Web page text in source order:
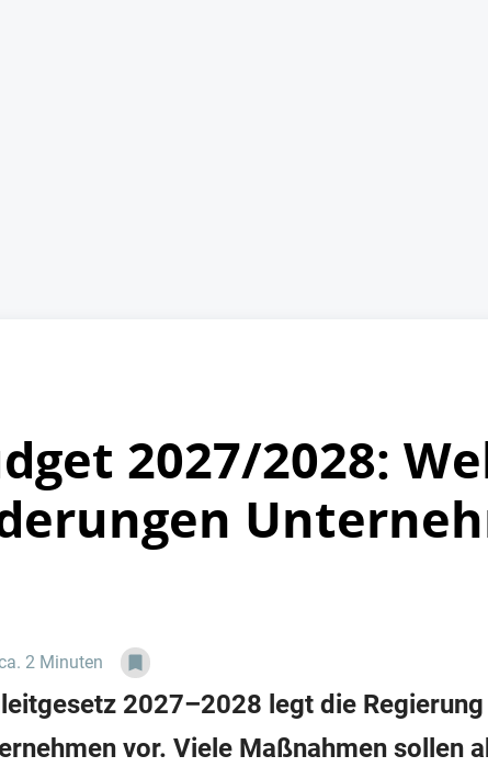
2027/2028:
2 Minuten
2027–2028 legt die
vor. Viele Maßnahmen sollen